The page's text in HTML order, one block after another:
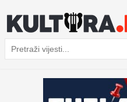
Pretraga